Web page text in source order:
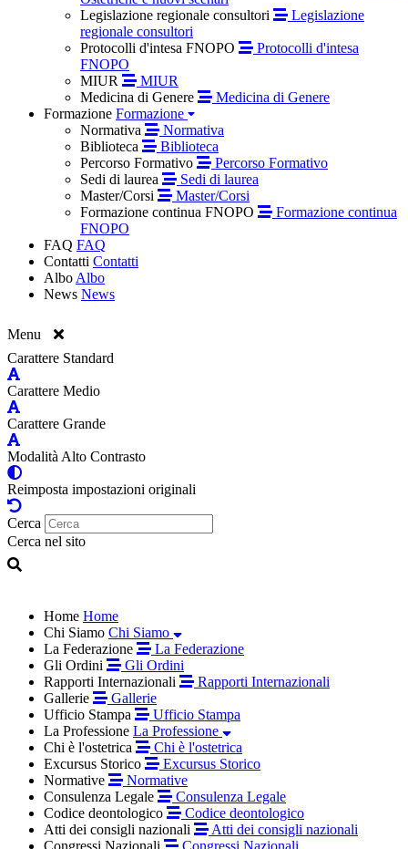
Legislazione regionale consultori
Legislazione
regionale consultori
Protocolli d'intesa FNOPO
Protocolli d'intesa
FNOPO
MIUR
MIUR
Medicina di Genere
Medicina di Genere
Formazione Formazione
Normativa
Normativa
Biblioteca
Biblioteca
Percorso Formativo
Percorso Formativo
Sedi di laurea
Sedi di laurea
Master/Corsi
Master/Corsi
Formazione continua FNOPO
Formazione continua
FNOPO
FAQ FAQ
Contatti Contatti
Albo Albo
News News
Menu
Carattere Standard
Carattere Medio
Carattere Grande
Modalità Alto Contrasto
Reimposta impostazioni originali
Cerca
Cerca nel sito
Home Home
Chi Siamo Chi Siamo
La Federazione
La Federazione
Gli Ordini
Gli Ordini
Rapporti Internazionali
Rapporti Internazionali
Gallerie
Gallerie
Ufficio Stampa
Ufficio Stampa
La Professione La Professione
Chi è l'ostetrica
Chi è l'ostetrica
Excursus Storico
Excursus Storico
Normative
Normative
Consulenza Legale
Consulenza Legale
Codice deontologico
Codice deontologico
Atti dei consigli nazionali
Atti dei consigli nazionali
Congressi Nazionali
Congressi Nazionali